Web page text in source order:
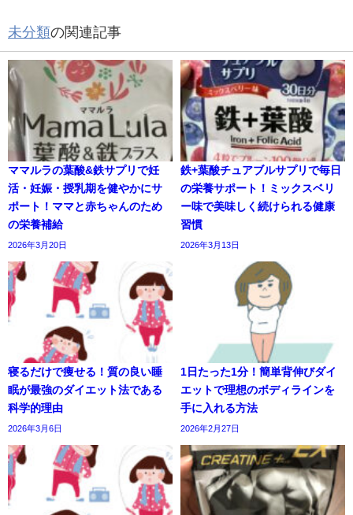
未分類の関連記事
ママルラの葉酸&鉄サプリで妊
活・妊娠・授乳期を健やかにサ
ポート！ママと赤ちゃんのため
の栄養補給
2026年3月20日
鉄+葉酸チュアブルサプリで毎日
の栄養サポート！ミックスベリ
ー味で美味しく続けられる健康
習慣
2026年3月13日
寝るだけで痩せる！質の良い睡
眠が最強のダイエット法である
科学的理由
2026年3月6日
1日たった1分！簡単背伸びダイ
エットで理想のボディラインを
手に入れる方法
2026年2月27日